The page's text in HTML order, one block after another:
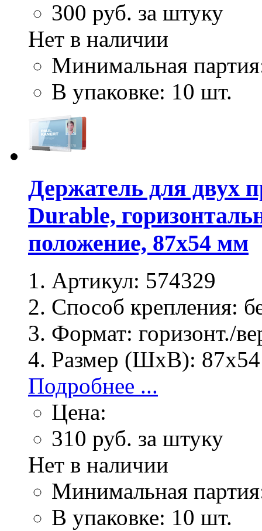
300 руб. за штуку
Нет в наличии
Минимальная
В упаковке: 10 шт.
Держатель для двух
Durable,
положение, 87х54 мм
Артикул: 574329
Способ крепления:
Формат: горизонт./
Размер (ШхВ):
Подробнее ...
Цена:
310 руб. за штуку
Нет в наличии
Минимальная
В упаковке: 10 шт.